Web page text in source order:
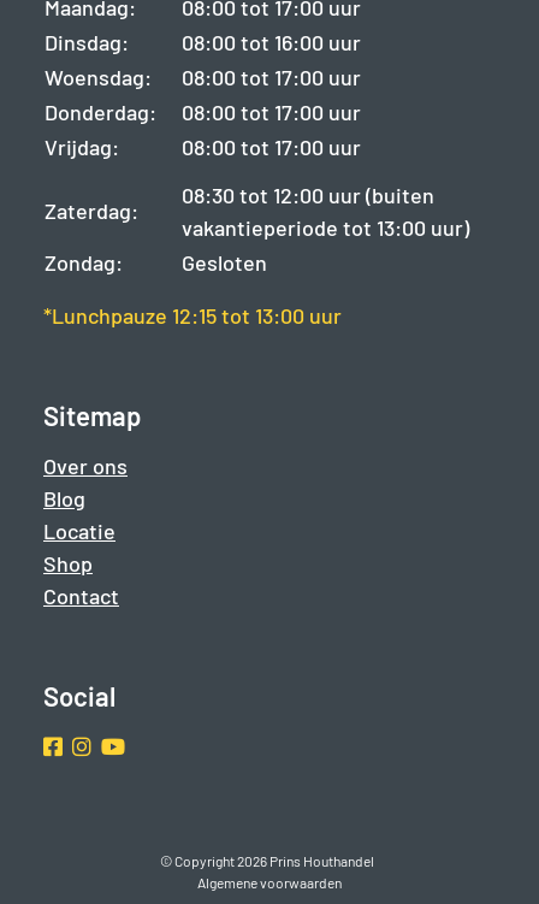
Maandag:
08:00 tot 17:00 uur
Dinsdag:
08:00 tot 16:00 uur
Woensdag:
08:00 tot 17:00 uur
Donderdag:
08:00 tot 17:00 uur
Vrijdag:
08:00 tot 17:00 uur
Zaterdag:
08:30 tot 12:00 uur (buiten
vakantieperiode tot 13:00 uur)
Zondag:
Gesloten
*Lunchpauze 12:15 tot 13:00 uur
Sitemap
Over ons
Blog
Locatie
Shop
Contact
Social
Facebook
Instragram
Youtube
© Copyright 2026 Prins Houthandel
Algemene voorwaarden